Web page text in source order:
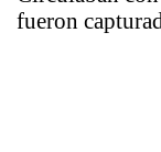
fueron